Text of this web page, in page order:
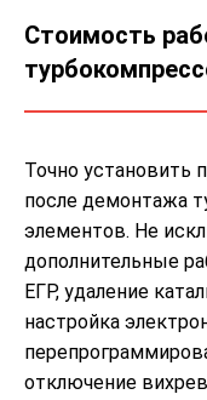
Стоимость
Точно установить
после демонтажа
элементов. Не
дополнительные
ЕГР, удаление
настройка
отключение